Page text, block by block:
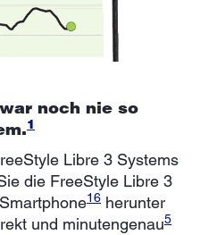
noch nie so
1
Libre 3 Systems
die FreeStyle Libre 3
16 herunter
und minutengenau5